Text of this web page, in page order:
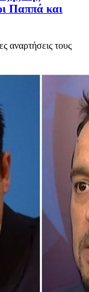
Παππά και
αναρτήσεις τους